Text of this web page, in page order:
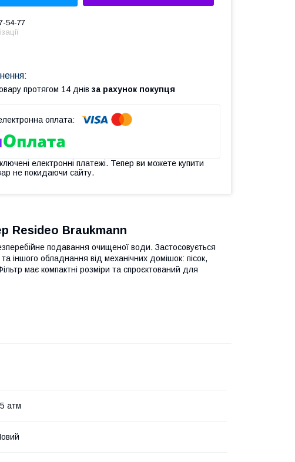
54-77
протягом 14 днів за рахунок покупця
електронні платежі. Тепер ви можете купити
не покидаючи сайту.
Resideo Braukmann
подавання очищеної води. Застосовується
іншого обладнання від механічних домішок: пісок,
має компактні розміри та спроєктований для
атм